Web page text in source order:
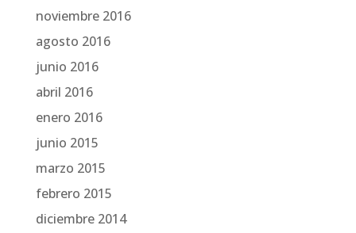
noviembre 2016
agosto 2016
junio 2016
abril 2016
enero 2016
junio 2015
marzo 2015
febrero 2015
diciembre 2014